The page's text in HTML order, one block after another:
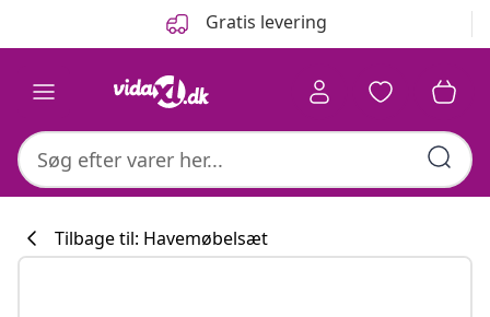
Gratis levering
Tilbage til: Havemøbelsæt